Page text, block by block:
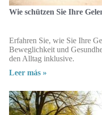
Wie schützen Sie Ihre
Erfahren Sie, wie Sie Ihre
Beweglichkeit und
den Alltag inklusive.
Leer más »